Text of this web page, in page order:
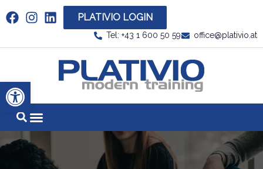
Werkzeugleiste öffnen
Link zu https://www.linkedin.com/company/
PLATIVIO LOGIN
Tel: +43 1 600 50 59 office@plativio.at
Link zu